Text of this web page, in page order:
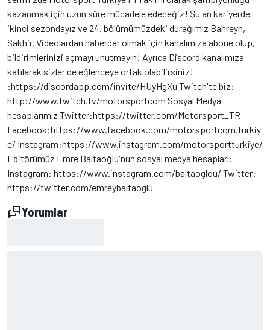
kazanmak için uzun süre mücadele edeceğiz! Şu an kariyerde
ikinci sezondayız ve 24. bölümümüzdeki durağımız Bahreyn,
Sakhir. Videolardan haberdar olmak için kanalımıza abone olup,
bildirimlerinizi açmayı unutmayın! Ayrıca Discord kanalımıza
katılarak sizler de eğlenceye ortak olabilirsiniz!
:https://discordapp.com/invite/HUyHgXu Twitch'te biz:
http://www.twitch.tv/motorsportcom Sosyal Medya
hesaplarımız Twitter:https://twitter.com/Motorsport_TR
Facebook:https://www.facebook.com/motorsportcom.turkiy
e/ Instagram:https://www.instagram.com/motorsportturkiye/
Editörümüz Emre Baltaoğlu'nun sosyal medya hesapları:
Instagram: https://www.instagram.com/baltaoglou/ Twitter:
https://twitter.com/emreybaltaoglu
Yorumlar